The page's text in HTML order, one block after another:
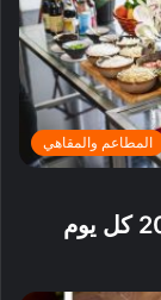
المطاعم والمقاهي
مطعم نونيا يطلق برانش الصيف 2023 كل يوم